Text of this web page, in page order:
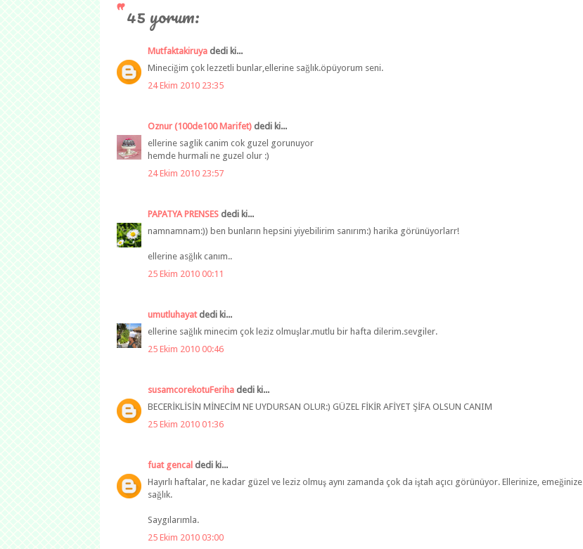
45 yorum:
Mutfaktakiruya dedi ki...
Mineciğim çok lezzetli bunlar,ellerine sağlık.öpüyorum seni.
24 Ekim 2010 23:35
Oznur (100de100 Marifet) dedi ki...
ellerine saglik canim cok guzel gorunuyor
hemde hurmali ne guzel olur :)
24 Ekim 2010 23:57
PAPATYA PRENSES dedi ki...
namnamnam:)) ben bunların hepsini yiyebilirim sanırım:) harika görünüyorlarr!
ellerine asğlık canım..
25 Ekim 2010 00:11
umutluhayatdedi ki...
ellerine sağlık minecim çok leziz olmuşlar.mutlu bir hafta dilerim.sevgiler.
25 Ekim 2010 00:46
susamcorekotuFeriha dedi ki...
BECERİKLİSİN MİNECİM NE UYDURSAN OLUR:) GÜZEL FİKİR AFİYET ŞİFA OLSUN CANIM
25 Ekim 2010 01:36
fuat gencal dedi ki...
Hayırlı haftalar, ne kadar güzel ve leziz olmuş aynı zamanda çok da iştah açıcı görünüyor. Ellerinize, emeğinize
sağlık.
Saygılarımla.
25 Ekim 2010 03:00